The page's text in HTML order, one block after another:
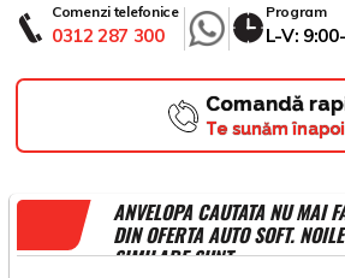
Comenzi telefonice
0312 287 300
Program
L-V:
Comandă
Te sunăm înapoi
ANVELOPA CAUTATA NU MAI
DIN OFERTA AUTO SOFT.
SIMILARE SUNT